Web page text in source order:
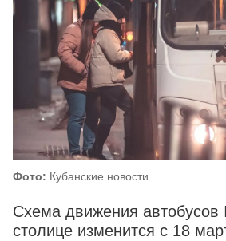
Фото: Кубанские новости
Схема движения автобусов
столице изменится с 18